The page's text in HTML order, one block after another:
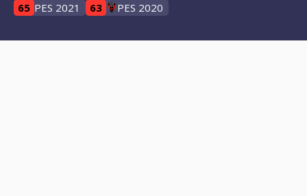
65 PES 2021 63 PES 2020